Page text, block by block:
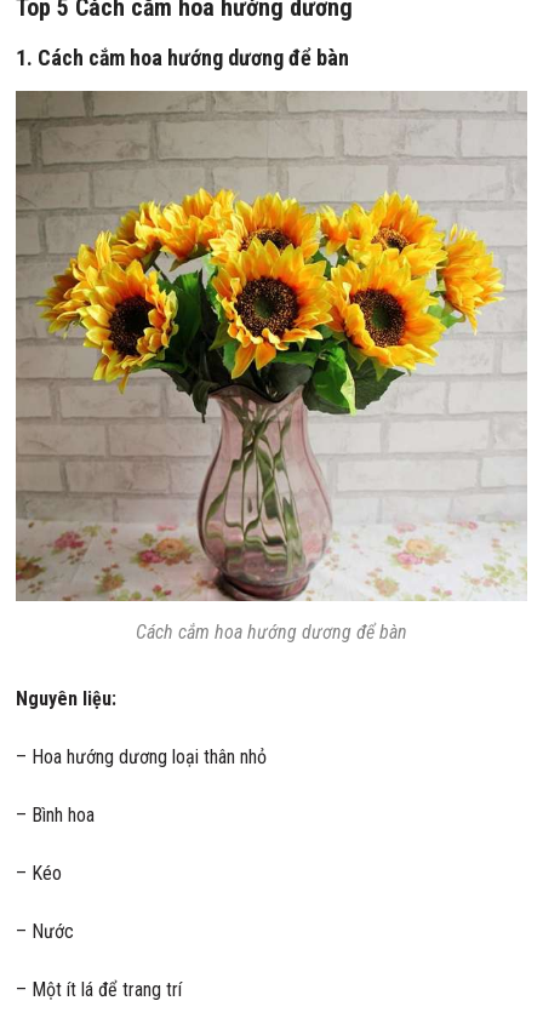
Top 5 Cách cắm hoa hướng dương
1. Cách cắm hoa hướng dương để bàn
Cách cắm hoa hướng dương để bàn
Nguyên liệu:
– Hoa hướng dương loại thân nhỏ
– Bình hoa
– Kéo
– Nước
– Một ít lá để trang trí